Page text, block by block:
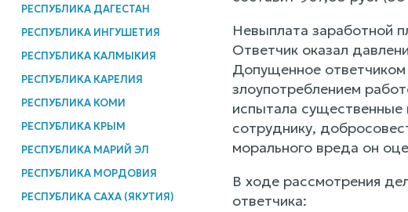
РЕСПУБЛИКА ДАГЕСТАН
РЕСПУБЛИКА ИНГУШЕТИЯ
РЕСПУБЛИКА КАЛМЫКИЯ
РЕСПУБЛИКА КАРЕЛИЯ
РЕСПУБЛИКА КОМИ
РЕСПУБЛИКА КРЫМ
РЕСПУБЛИКА МАРИЙ ЭЛ
РЕСПУБЛИКА МОРДОВИЯ
РЕСПУБЛИКА САХА (ЯКУТИЯ)
Невыплата заработной
Ответчик оказал
Допущенное
злоупотреблением
испытала
сотруднику,
морального вреда он
В ходе рассмотрения
ответчика: